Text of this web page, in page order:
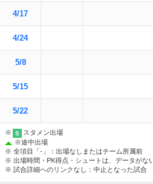
4/17
4/24
5/8
5/15
5/22
※ S
スタメン出場
※途中出場
※ 全項目「-」：出場なしまたはチーム所属前
※ 出場時間・PK得点・シュートは、データがな
※ 試合詳細へのリンクなし：中止となった試合